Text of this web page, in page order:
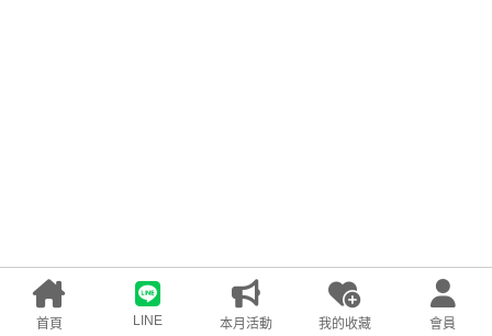
首頁 LINE 本月活動 我的收藏 會員